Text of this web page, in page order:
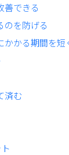
善できる
のを防げる
かかる期間を短
済む